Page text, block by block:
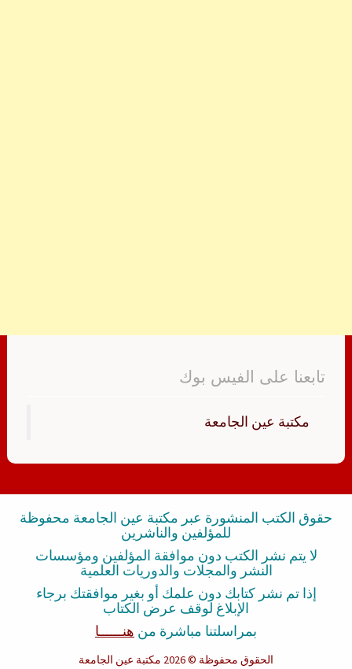
تابعنا على الفيس بوك
‏مكتبة عين الجامعة‏
حقوق الكتب المنشورة عبر مكتبة عين الجامعة محفوظة
للمؤلفين والناشرين
لا يتم نشر الكتب دون موافقة المؤلفين ومؤسسات
النشر والمجلات والدوريات العلمية
إذا تم نشر كتابك دون علمك أو بغير موافقتك برجاء
الإبلاغ لوقف عرض الكتاب
بمراسلتنا مباشرة من هنــــــا
الحقوق محفوظة © 2026 مكتبة عين الجامعة